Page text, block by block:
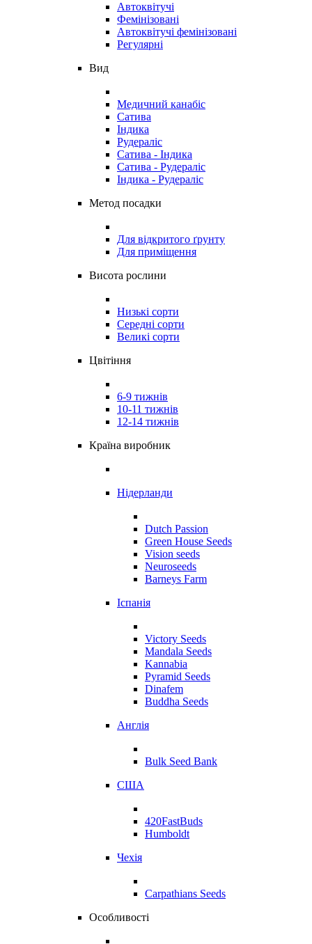
Автоквітучі
Фемінізовані
Автоквітучі фемінізовані
Регулярні
Вид
Медичний канабіс
Сатива
Індика
Рудераліс
Сатива - Індика
Сатива - Рудераліс
Індика - Рудераліс
Метод посадки
Для відкритого ґрунту
Для приміщення
Висота рослини
Низькі сорти
Середні сорти
Великі сорти
Цвітіння
6-9 тижнів
10-11 тижнів
12-14 тижнів
Країна виробник
Нідерланди
Dutch Passion
Green House Seeds
Vision seeds
Neuroseeds
Barneys Farm
Іспанія
Victory Seeds
Mandala Seeds
Kannabia
Pyramid Seeds
Dinafem
Buddha Seeds
Англія
Bulk Seed Bank
США
420FastBuds
Humboldt
Чехія
Carpathians Seeds
Особливості